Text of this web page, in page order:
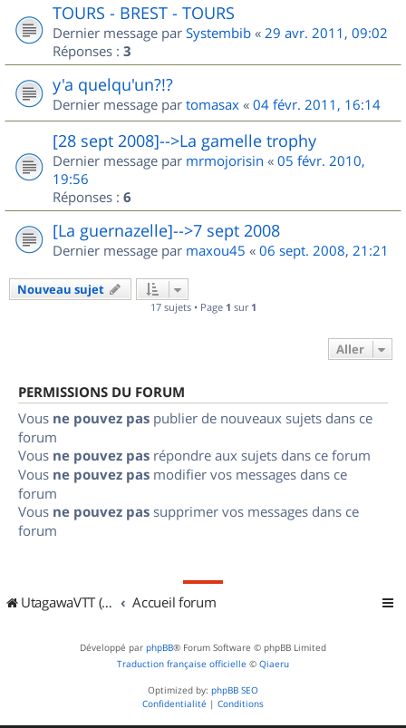
TOURS - BREST - TOURS
Dernier message par Systembib « 29 avr. 2011, 09:02
Réponses : 3
y'a quelqu'un?!?
Dernier message par tomasax « 04 févr. 2011, 16:14
[28 sept 2008]-->La gamelle trophy
Dernier message par mrmojorisin « 05 févr. 2010,
19:56
Réponses : 6
[La guernazelle]-->7 sept 2008
Dernier message par maxou45 « 06 sept. 2008, 21:21
Nouveau sujet
17 sujets • Page 1 sur 1
Aller
PERMISSIONS DU FORUM
Vous ne pouvez pas publier de nouveaux sujets dans ce
forum
Vous ne pouvez pas répondre aux sujets dans ce forum
Vous ne pouvez pas modifier vos messages dans ce
forum
Vous ne pouvez pas supprimer vos messages dans ce
forum
UtagawaVTT (Randos VTT et VTTAE avec traces GPS) Accueil forum
Développé par phpBB® Forum Software © phpBB Limited
Traduction française officielle © Qiaeru
Optimized by: phpBB SEO
Confidentialité | Conditions